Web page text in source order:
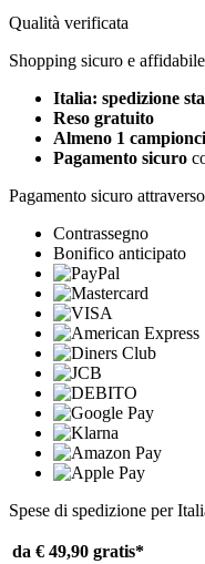
Qualità verificata
Shopping sicuro e affidabile
Italia: spedizione
Reso gratuito
Almeno 1
Pagamento sicuro
Pagamento sicuro attraverso
Contrassegno
Bonifico anticipato
Spese di spedizione per
da € 49,90 gratis*